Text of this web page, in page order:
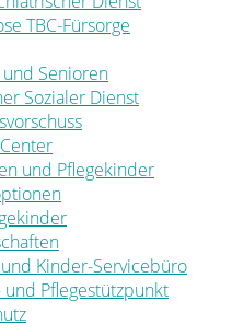
TBC-Fürsorge
und Senioren
Sozialer Dienst
und Pflegekinder
Kinder-Servicebüro
und Pflegestützpunkt